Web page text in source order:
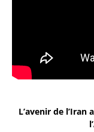
L’avenir de l’Iran